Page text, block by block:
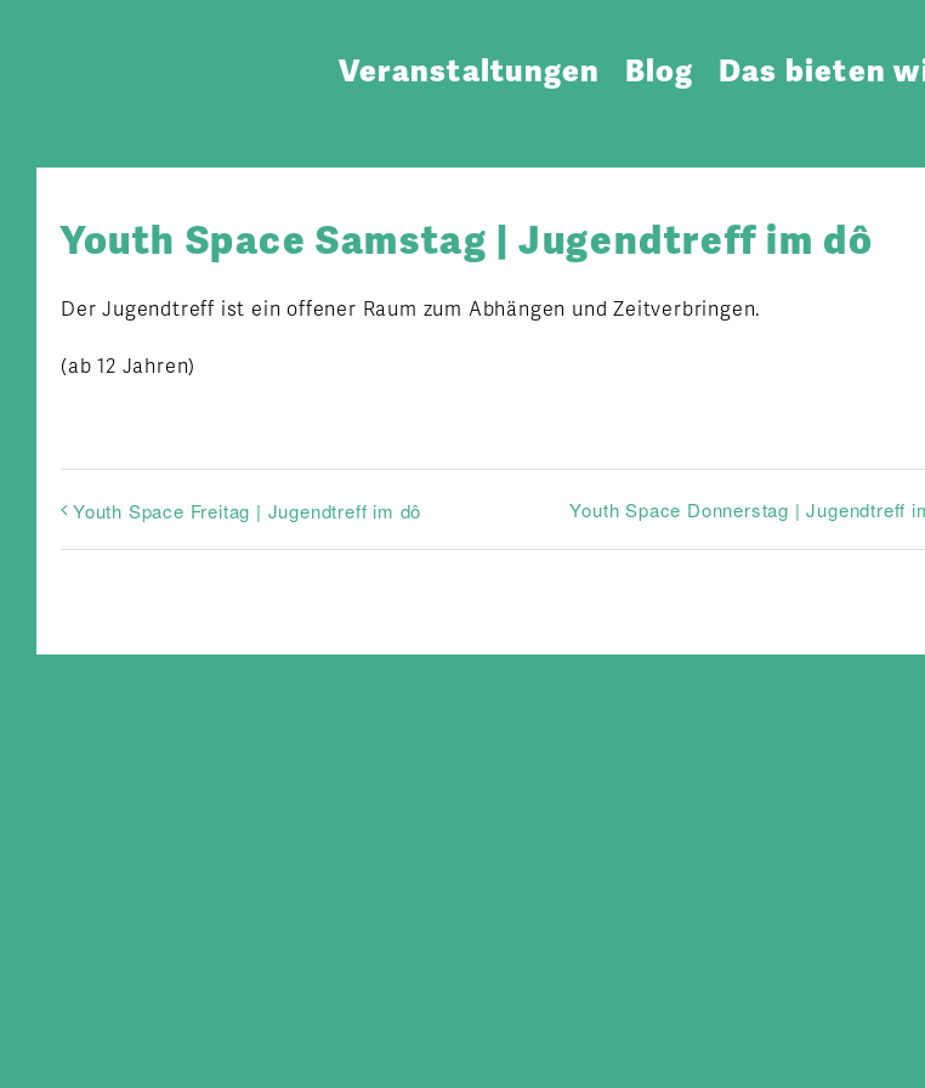
Veranstaltungen Blog Das bieten
Youth Space Samstag | Jugendtreff im dô
Der Jugendtreff ist ein offener Raum zum Abhängen und Zeitverbringen.
(ab 12 Jahren)
Youth Space Freitag | Jugendtreff im dô Youth Space Donnerstag | Jugendtreff